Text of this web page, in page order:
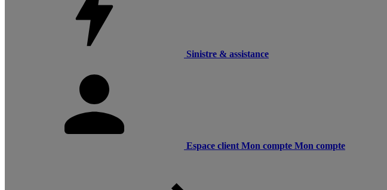
Sinistre & assistance
Espace client Mon compte Mon compte